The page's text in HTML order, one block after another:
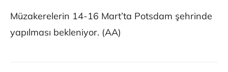
Müzakerelerin 14-16 Mart’ta Potsdam şehrinde
yapılması bekleniyor. (AA)